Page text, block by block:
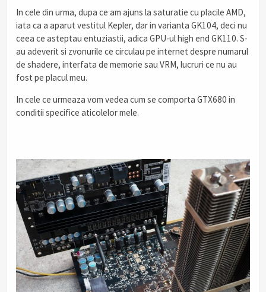
In cele din urma, dupa ce am ajuns la saturatie cu placile AMD,
iata ca a aparut vestitul Kepler, dar in varianta GK104, deci nu
ceea ce asteptau entuziastii, adica GPU-ul high end GK110. S-
au adeverit si zvonurile ce circulau pe internet despre numarul
de shadere, interfata de memorie sau VRM, lucruri ce nu au
fost pe placul meu.
In cele ce urmeaza vom vedea cum se comporta GTX680 in
conditii specifice aticolelor mele.